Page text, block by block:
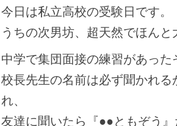
今日は私立高校の受験日です。
うちの次男坊、超天然でほん
中学で集団面接の練習があった
校長先生の名前は必ず聞かれ
れ、
友達に聞いたら『●●ともぞう